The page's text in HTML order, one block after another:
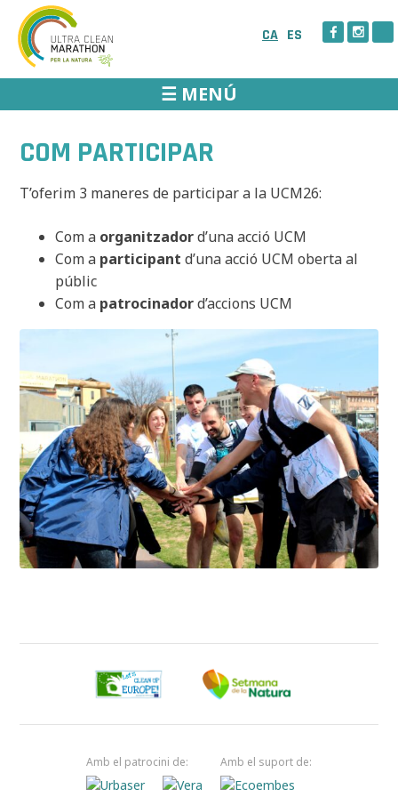
Skip
content
CA ES
☰ MENÚ
COM PARTICIPAR
T’oferim 3 maneres de participar a la UCM26:
Com a organitzadord’una acció UCM
Com a participantd’una acció UCM oberta al
públic
Com a patrocinadord’accions UCM
Amb el patrocini de: Amb el suport de: